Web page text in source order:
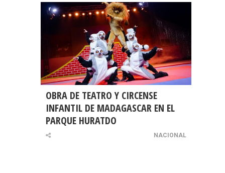
OBRA DE TEATRO Y CIRCENSE
INFANTIL DE MADAGASCAR EN EL
PARQUE HURATDO
NACIONAL